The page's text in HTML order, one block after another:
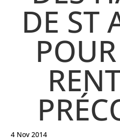
DE ST
4 Nov 2014